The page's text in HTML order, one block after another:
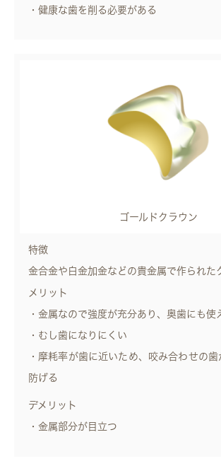
・健康な歯を削る必要がある
ゴールドクラウン
特徴
金合金や白金加金などの貴金属で作られた
メリット
・金属なので強度が充分あり、奥歯にも使
・むし歯になりにくい
・摩耗率が歯に近いため、咬み合わせの
防げる
デメリット
・金属部分が目立つ